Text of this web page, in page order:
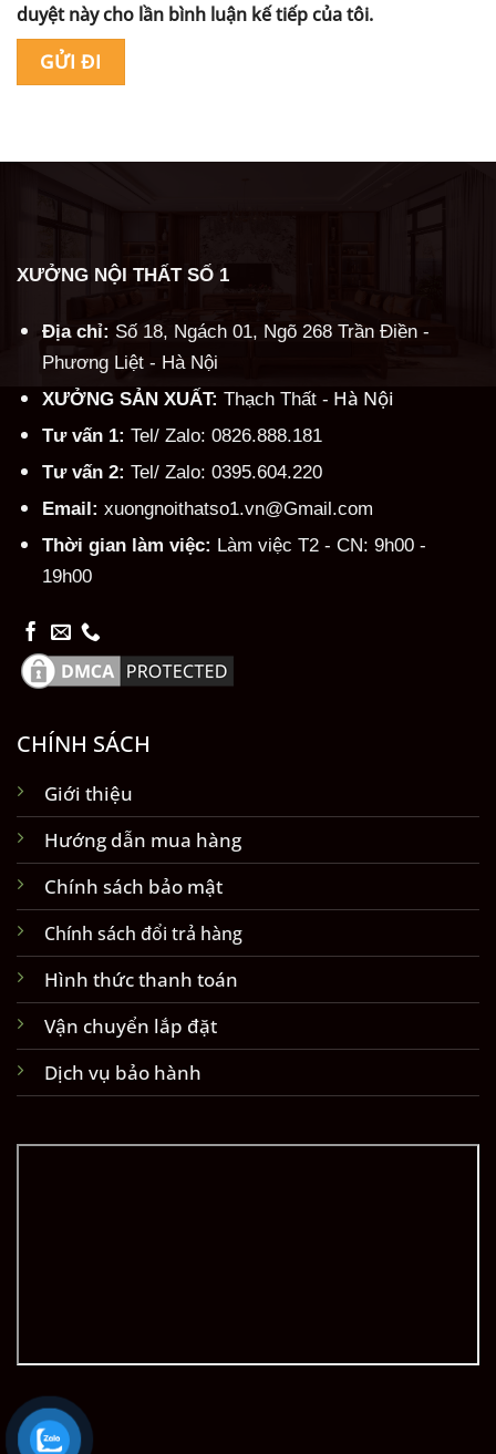
duyệt này cho lần bình luận kế tiếp của tôi.
XƯỞNG NỘI THẤT SỐ 1
Địa chỉ: Số 18, Ngách 01, Ngõ 268 Trần Điền -
Phương Liệt - Hà Nội
XƯỞNG SẢN XUẤT: Thạch Thất - Hà Nội
Tư vấn 1: Tel/ Zalo: 0826.888.181
Tư vấn 2: Tel/ Zalo: 0395.604.220
Email: xuongnoithatso1.vn@Gmail.com
Thời gian làm việc: Làm việc T2 - CN: 9h00 -
19h00
CHÍNH SÁCH
Giới thiệu
Hướng dẫn mua hàng
Chính sách bảo mật
Chính sách đổi trả hàng
Hình thức thanh toán
Vận chuyển lắp đặt
Dịch vụ bảo hành